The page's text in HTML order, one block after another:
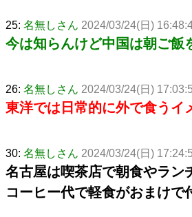
25: 名無しさん 2024/03/24(日)
今は知らんけど中国は朝ご飯
26: 名無しさん 2024/03/24(日)
東洋では日常的に外で食うイ
30: 名無しさん 2024/03/24(日)
名古屋は喫茶店で朝食やラン
コーヒー代で軽食がおまけで